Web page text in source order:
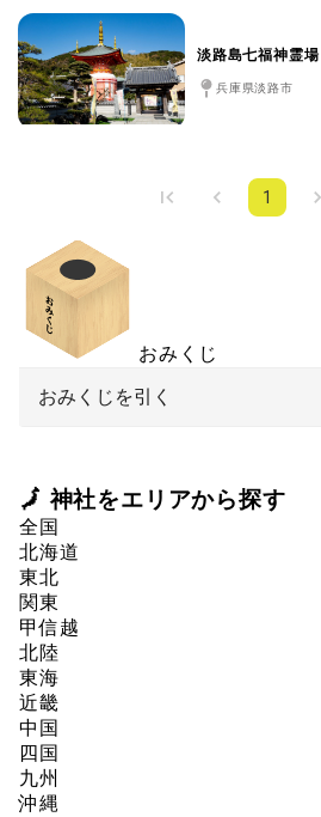
淡路島七福神霊
兵庫県淡路市
1
おみくじ
おみくじを引く
🗾 神社をエリアから探す
全国
北海道
東北
関東
甲信越
北陸
東海
近畿
中国
四国
九州
沖縄